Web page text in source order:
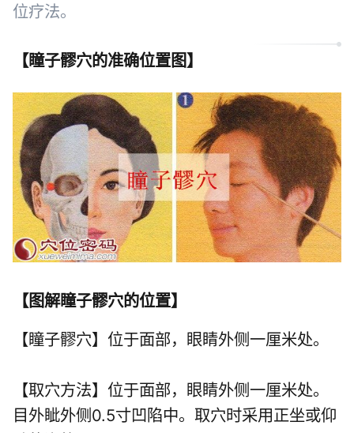
位疗法。
【瞳子髎穴的准确位置图】
【 图解瞳子髎穴的位置】
【瞳子髎穴】位于面部，眼睛外侧一厘米处。
【取穴方法】位于面部，眼睛外侧一厘米处。
目外眦外侧0.5寸凹陷中。取穴时采用正坐或仰